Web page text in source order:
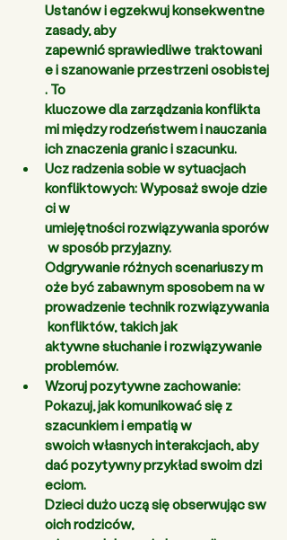
Ustanów i egzekwuj konsekwentne
zasady, aby
zapewnić sprawiedliwe traktowani
e i szanowanie przestrzeni osobistej
. To
kluczowe dla zarządzania konflikta
mi między rodzeństwem i nauczania
ich znaczenia granic i szacunku.
Ucz radzenia sobie w sytuacjach
konfliktowych: Wyposaż swoje dzie
ci w
umiejętności rozwiązywania sporów
w sposób przyjazny.
Odgrywanie różnych scenariuszy m
oże być zabawnym sposobem na w
prowadzenie technik rozwiązywania
konfliktów, takich jak
aktywne słuchanie i rozwiązywanie
problemów.
Wzoruj pozytywne zachowanie:
Pokazuj, jak komunikować się z
szacunkiem i empatią w
swoich własnych interakcjach, aby
dać pozytywny przykład swoim dzi
eciom.
Dzieci dużo uczą się obserwując sw
oich rodziców,